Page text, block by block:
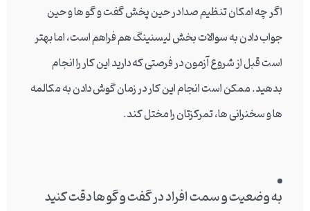
اگر چه امکان تنظیم صدا در حین پخش گفت و گو ها و حین
جواب دادن به سوالات بخش لیسنینگ هم فراهم است، اما بهتر
است قبل از شروع آزمون در فرصتی که دارید این کار را انجام
بدهید. ممکن است انجام این کار در زمان گوش دادن به مکالمه
ها و سخنرانی ها، تمرکزتان را مختل کند.
به وضعیت و سمت افراد در گفت و گو ها دقت کنید